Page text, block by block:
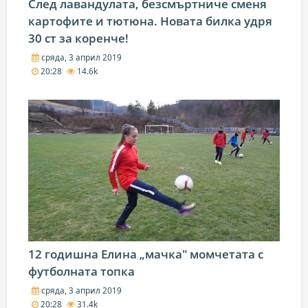
След лавандулата, безсмъртниче сменя
картофите и тютюна. Новата билка удря
30 ст за коренче!
сряда, 3 април 2019
20:28
14.6k
12 годишна Елина „мачка" момчетата с
футболната топка
сряда, 3 април 2019
20:28
31.4k